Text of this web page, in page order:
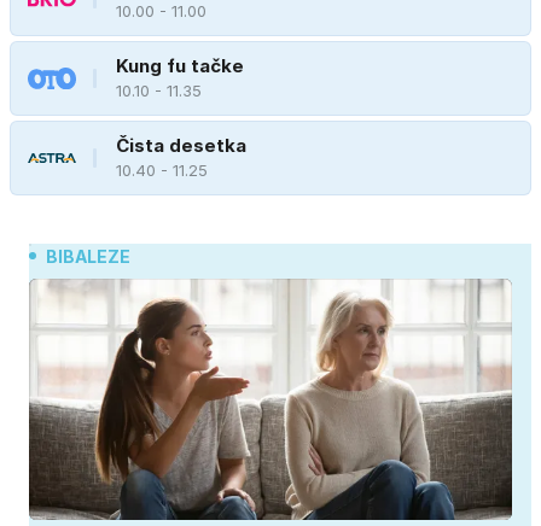
10.00 - 11.00
Kung fu tačke
10.10 - 11.35
Čista desetka
10.40 - 11.25
BIBALEZE